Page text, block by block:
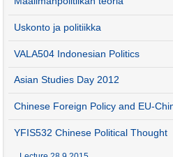
Uskonto ja politiikka
VALA504 Indonesian Politics
Asian Studies Day 2012
Chinese Foreign Policy and EU-
YFIS532 Chinese Political Thought